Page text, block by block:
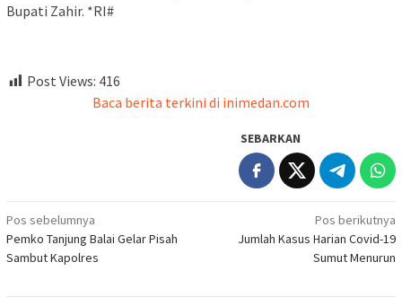
Bupati Zahir. *RI#
Post Views: 416
Baca berita terkini di inimedan.com
SEBARKAN
Navigasi
pos
Pos sebelumnya
Pemko Tanjung Balai Gelar Pisah
Sambut Kapolres
Pos berikutnya
Jumlah Kasus Harian Covid-19
Sumut Menurun